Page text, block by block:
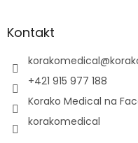
äKontakt
korakomedical@
+421 915 977 188
Korako Medical na
korakomedical